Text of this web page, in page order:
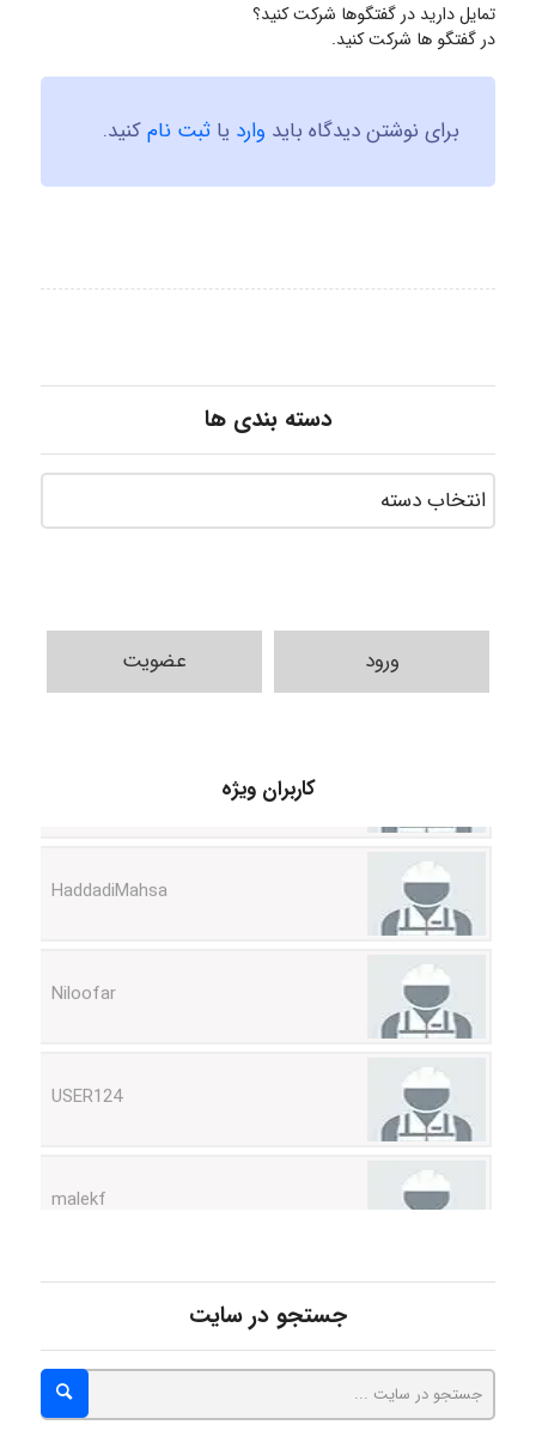
تمایل دارید در گفتگوها شرکت کنید؟
در گفتگو ها شرکت کنید.
برای نوشتن دیدگاه باید وارد یا ثبت نامکنید.
دسته بندی ها
ورود عضویت
کاربران ویژه
abolfazlkoshehe
جستجو در سایت